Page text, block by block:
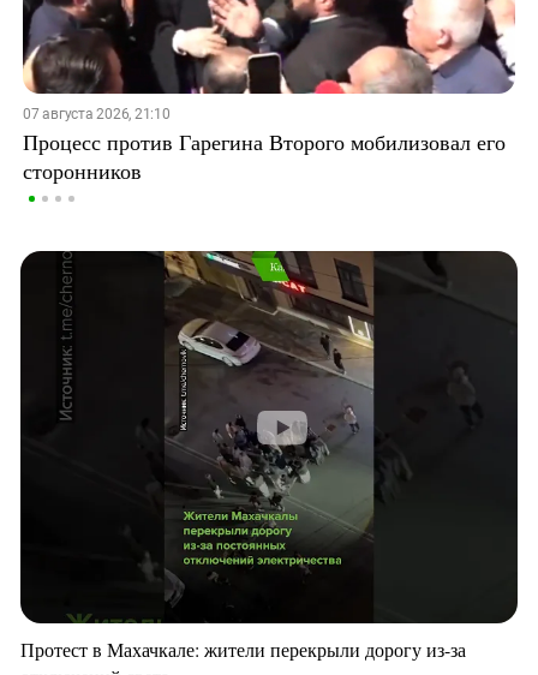
07 августа 2026, 21:10
Процесс против Гарегина Второго мобилизовал его
сторонников
Протест в Махачкале: жители перекрыли дорогу из-за